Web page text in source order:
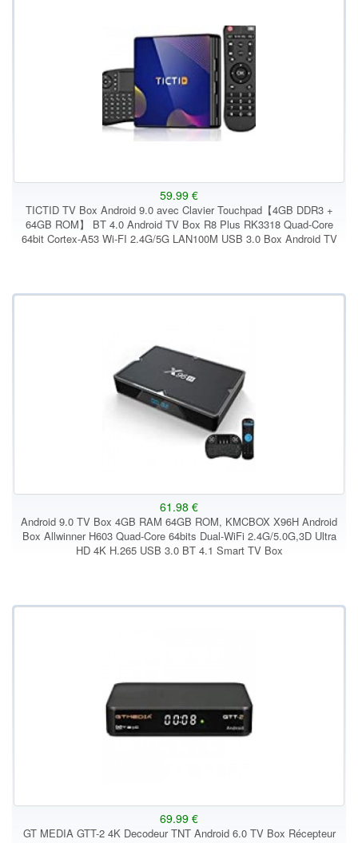
59.99 €
TICTID TV Box Android 9.0 avec Clavier Touchpad【4GB DDR3 +
64GB ROM】 BT 4.0 Android TV Box R8 Plus RK3318 Quad-Core
64bit Cortex-A53 Wi-FI 2.4G/5G LAN100M USB 3.0 Box Android TV
61.98 €
Android 9.0 TV Box 4GB RAM 64GB ROM, KMCBOX X96H Android
Box Allwinner H603 Quad-Core 64bits Dual-WiFi 2.4G/5.0G,3D Ultra
HD 4K H.265 USB 3.0 BT 4.1 Smart TV Box
69.99 €
GT MEDIA GTT-2 4K Decodeur TNT Android 6.0 TV Box Récepteur